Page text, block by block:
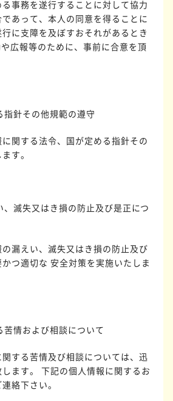
事務を遂行することに対して協力
あって、本人の同意を得ることに
に支障を及ぼすおそれがあるとき
や広報等のために、事前に合意を頂
指針その他規範の遵守
関する法令、国が定める指針その
す。
、滅失又はき損の防止及び是正につ
漏えい、滅失又はき損の防止及び
つ適切な 安全対策を実施いたしま
苦情および相談について
する苦情及び相談については、迅
ます。 下記の個人情報に関するお
絡下さい。